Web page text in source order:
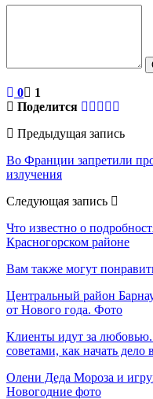
0
1
Поделится
Предыдущая запись
Во Франции запретили
излучения
Следующая запись
Что известно о
Красногорском районе
Вам также могут
Центральный район
от Нового года. Фото
Клиенты идут за
советами, как начать дело
Олени Деда Мороза и
Новогодние фото